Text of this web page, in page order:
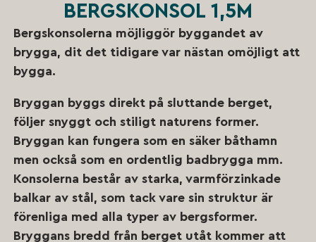
BERGSKONSOL 1,5M
Bergskonsolerna möjliggör byggandet av
brygga, dit det tidigare var nästan omöjligt att
bygga.
Bryggan byggs direkt på sluttande berget,
följer snyggt och stiligt naturens former.
Bryggan kan fungera som en säker båthamn
men också som en ordentlig badbrygga mm.
Konsolerna består av starka, varmförzinkade
balkar av stål, som tack vare sin struktur är
förenliga med alla typer av bergsformer.
Bryggans bredd från berget utåt kommer att